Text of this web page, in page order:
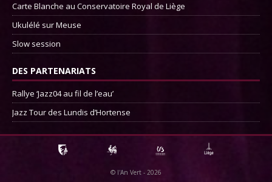
Carte Blanche au Conservatoire Royal de Liège
Ukulélé sur Meuse
Slow session
DES PARTENARIATS
Rallye ‘Jazz04 au fil de l’eau’
Jazz Tour des Lundis d’Hortense
© l'An Vert - 2026